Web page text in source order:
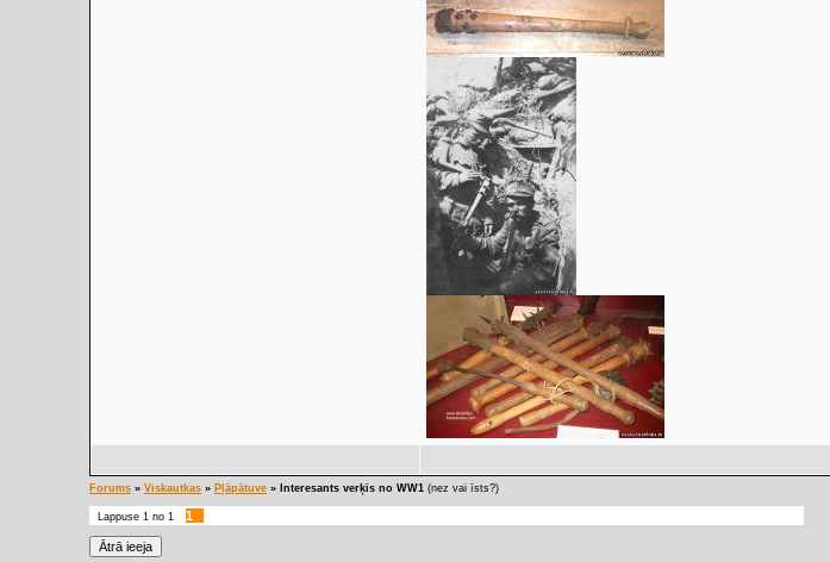
Forums » Viskautkas » Pļāpātuve » Interesants verķis no WW1 (nez vai īsts?)
Lappuse 1 no 1
1